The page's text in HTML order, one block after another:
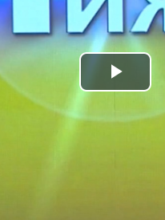
Play
Video